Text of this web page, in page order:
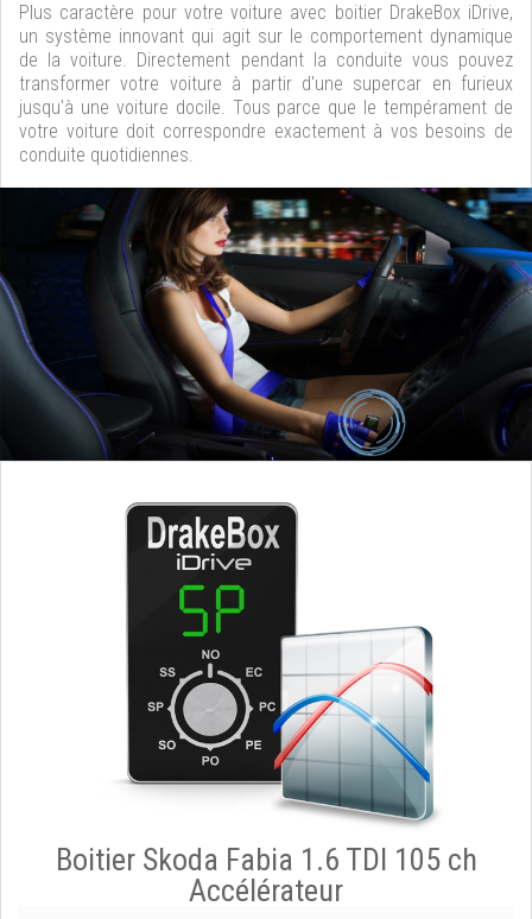
Plus caractère pour votre voiture avec boitier DrakeBox iDrive,
un système innovant qui agit sur le comportement dynamique
de la voiture. Directement pendant la conduite vous pouvez
transformer votre voiture à partir d'une supercar en furieux
jusqu'à une voiture docile. Tous parce que le tempérament de
votre voiture doit correspondre exactement à vos besoins de
conduite quotidiennes.
Boitier Skoda Fabia 1.6 TDI 105 ch
Accélérateur